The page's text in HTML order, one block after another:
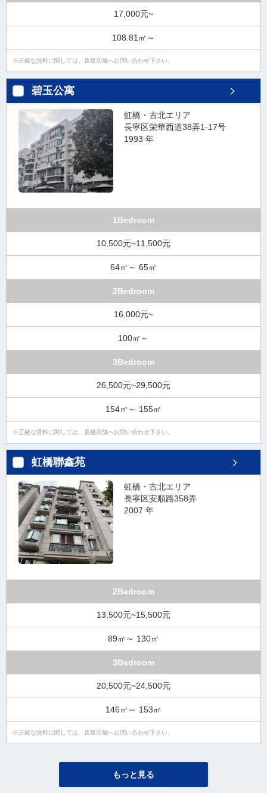
17,000元~
108.81㎡～
正確な賃料に関しては、直接店舗へお問い合わせ下さい。
碧玉公寓
虹橋・古北エリア
長寧区栄華西道38弄1-17号
1993 年
1Bedroom
10,500元~11,500元
64㎡～ 65㎡
2Bedroom
16,000元~
100㎡～
3Bedroom
26,500元~29,500元
154㎡～ 155㎡
正確な賃料に関しては、直接店舗へお問い合わせ下さい。
虹橋聯鑫苑
虹橋・古北エリア
長寧区安順路358弄
2007 年
2Bedroom
13,500元~15,500元
89㎡～ 130㎡
3Bedroom
20,500元~24,500元
146㎡～ 153㎡
正確な賃料に関しては、直接店舗へお問い合わせ下さい。
もっと見る